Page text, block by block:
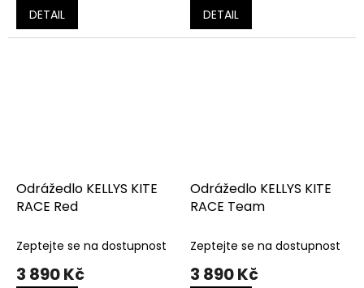
DETAIL DETAIL
Odrážedlo KELLYS KITE
RACE Red
Zeptejte se na dostupnost
3 890 Kč
Odrážedlo KELLYS KITE
RACE Team
Zeptejte se na dostupnost
3 890 Kč